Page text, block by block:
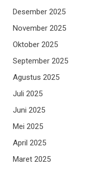
Desember 2025
November 2025
Oktober 2025
September 2025
Agustus 2025
Juli 2025
Juni 2025
Mei 2025
April 2025
Maret 2025